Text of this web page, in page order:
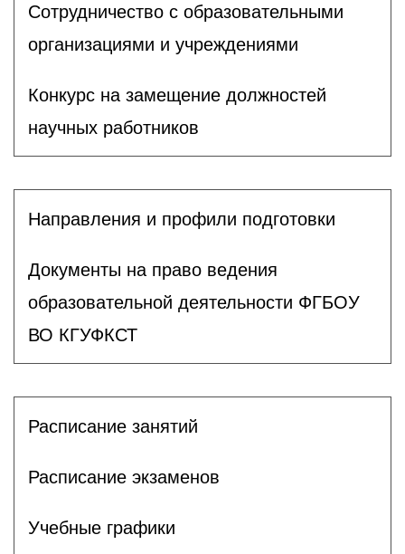
Сотрудничество с образовательными
организациями и учреждениями
Конкурс на замещение должностей
научных работников
Направления и профили подготовки
Документы на право ведения
образовательной деятельности ФГБОУ
ВО КГУФКСТ
Расписание занятий
Расписание экзаменов
Учебные графики